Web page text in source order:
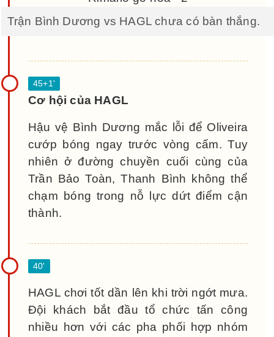
Trận Bình Dương vs HAGL chưa có bàn thắng.
Cơ hội của HAGL
Hậu vệ Bình Dương mắc lỗi để Oliveira
cướp bóng ngay trước vòng cấm. Tuy
nhiên ở đường chuyền cuối cùng của
Trần Bảo Toàn, Thanh Bình không thể
chạm bóng trong nỗ lực dứt điểm cận
thành.
HAGL chơi tốt dần lên khi trời ngớt mưa.
Đội khách bắt đầu tổ chức tấn công
nhiều hơn với các pha phối hợp nhóm